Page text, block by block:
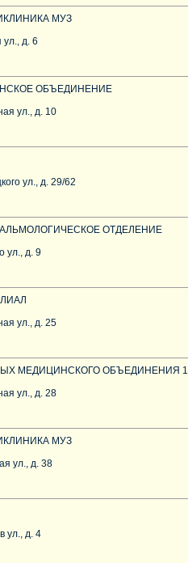
МУЗ
ул., д. 6
ОБЪЕДИНЕНИЕ
ул., д. 10
ул., д. 29/62
ОТДЕЛЕНИЕ
ул., д. 9
ул., д. 25
МЕДИЦИНСКОГО ОБЪЕДИНЕНИЯ 1
ул., д. 28
МУЗ
ул., д. 38
ул., д. 4